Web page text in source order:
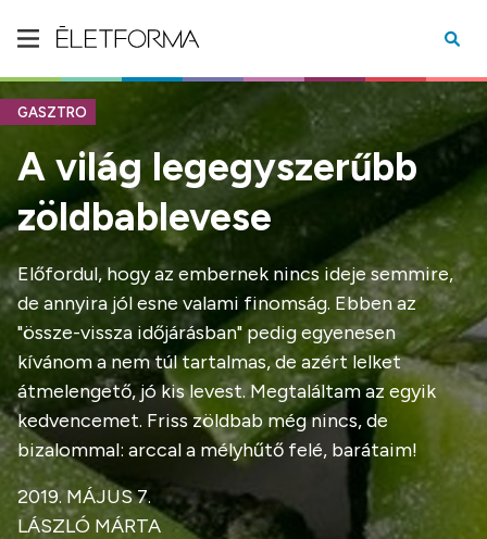
GASZTRO
A világ legegyszerűbb
zöldbablevese
Előfordul, hogy az embernek nincs ideje semmire,
de annyira jól esne valami finomság. Ebben az
"össze-vissza időjárásban" pedig egyenesen
kívánom a nem túl tartalmas, de azért lelket
átmelengető, jó kis levest. Megtaláltam az egyik
kedvencemet. Friss zöldbab még nincs, de
bizalommal: arccal a mélyhűtő felé, barátaim!
2019. MÁJUS 7.
LÁSZLÓ MÁRTA